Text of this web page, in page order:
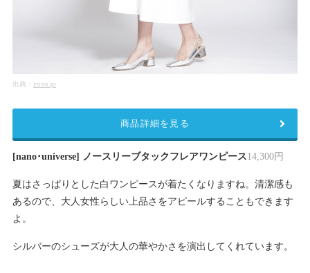
出典： zozo.jp
[nano･universe] ノースリーブタックフレアワンピース14,300円
夏はさっぱりとした白ワンピースが着たくなりますね。清潔感も
あるので、大人女性らしい上品さをアピールすることもできます
よ。
シルバーのシューズが大人の華やかさを演出してくれています。
商品詳細を見る